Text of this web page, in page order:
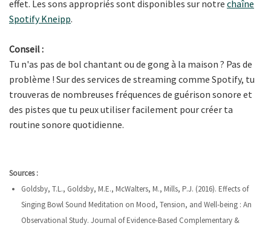
effet. Les sons appropriés sont disponibles sur notre chaîne
Spotify Kneipp.
Conseil :
Tu n'as pas de bol chantant ou de gong à la maison ? Pas de
problème ! Sur des services de streaming comme Spotify, tu
trouveras de nombreuses fréquences de guérison sonore et
des pistes que tu peux utiliser facilement pour créer ta
routine sonore quotidienne.
Sources :
Goldsby, T.L., Goldsby, M.E., McWalters, M., Mills, P.J. (2016). Effects of
Singing Bowl Sound Meditation on Mood, Tension, and Well-being : An
Observational Study. Journal of Evidence-Based Complementary &